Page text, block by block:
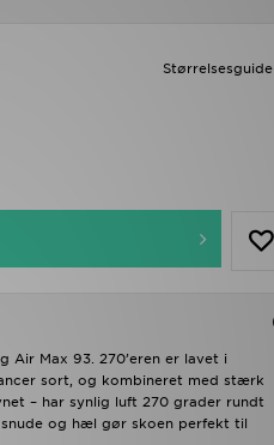
Størrelsesguide
Air Max 93. 270’eren er lavet i
sort, og kombineret med stærk
– har synlig luft 270 grader rundt
og hæl gør skoen perfekt til